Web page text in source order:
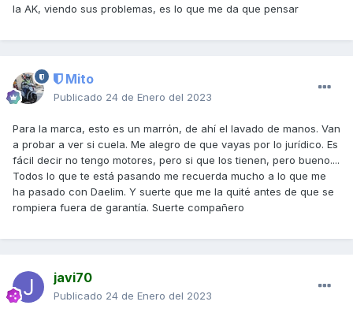
Es cierto que con la AK550, Kymco España está tirando a la
creo que no quieren importar los nuevos modelos con este
Por cierto, ¿qué motores a quitado del mercado Kymco?
la AK, viendo sus problemas, es lo que me da que pensar
Mito
Publicado 24 de Enero del 2023
Para la marca, esto es un marrón, de ahí el lavado de manos. Van
a probar a ver si cuela. Me alegro de que vayas por lo jurídico. Es
fácil decir no tengo motores, pero si que los tienen, pero bueno....
Todos lo que te está pasando me recuerda mucho a lo que me
ha pasado con Daelim. Y suerte que me la quité antes de que se
rompiera fuera de garantía. Suerte compañero
javi70
Publicado 24 de Enero del 2023